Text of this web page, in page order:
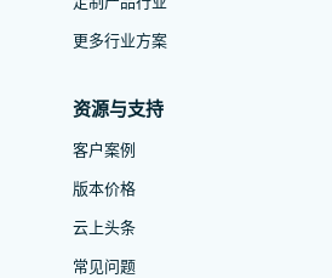
更多行业方案
资源与支持
客户案例
版本价格
云上头条
常见问题